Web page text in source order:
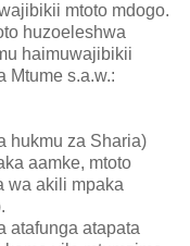
mtoto mdogo.
huzoeleshwa
haimuwajibikii
Mtume s.a.w.:
hukmu za Sharia)
aamke, mtoto
wa akili mpaka
atafunga atapata